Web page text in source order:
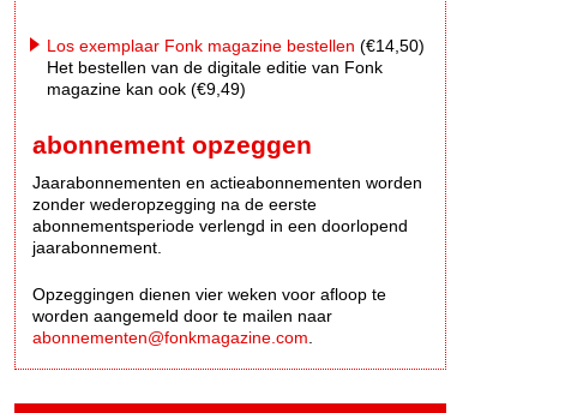
Los exemplaar Fonk magazine bestellen (€14,50)
Het bestellen van de digitale editie van Fonk
magazine kan ook (€9,49)
abonnement opzeggen
Jaarabonnementen en actieabonnementen worden
zonder wederopzegging na de eerste
abonnementsperiode verlengd in een doorlopend
jaarabonnement.
Opzeggingen dienen vier weken voor afloop te
worden aangemeld door te mailen naar
abonnementen@fonkmagazine.com